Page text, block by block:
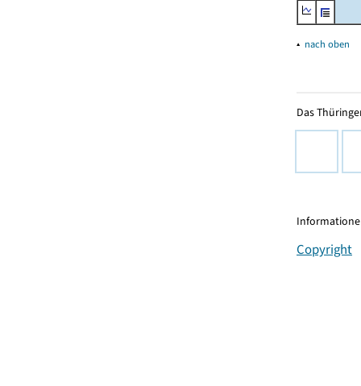
▴ nach oben
Das
Copyright